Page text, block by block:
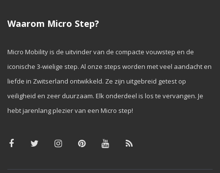
Waarom Micro Step?
Micro Mobility is de uitvinder van de compacte vouwstep en de
iconische 3-wielige step. Al onze steps worden met veel aandacht en
liefde in Zwitserland ontwikkeld. Ze zijn uitgebreid getest op
veiligheid en zeer duurzaam. Elk onderdeel is los te vervangen. Je
hebt jarenlang plezier van een Micro step!